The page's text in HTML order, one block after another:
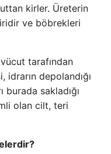
kirler. Üreterin
ve böbrekleri
tarafından
idrarın depolandığı
burada sakladığı
olan cilt, teri